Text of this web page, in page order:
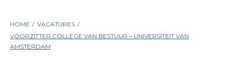
HOME / VACATURES /
VOORZITTER COLLEGE VAN BESTUUR – UNIVERSITEIT VAN
AMSTERDAM